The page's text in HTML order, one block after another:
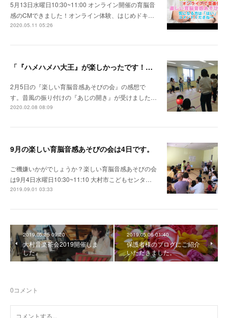
5月13日水曜日10:30~11:00 オンライン開催の育脳音
感のCMできました！オンライン体験、はじめドキ…
2020.05.11 05:26
「『ハメハメハ大王』が楽しかったです！」嬉しい感想いただきました。
2月5日の『楽しい育脳音感あそびの会』の感想で
す。昔風の振り付けの『あじの開き』が受けました…
2020.02.08 08:09
9月の楽しい育脳音感あそびの会は4日です。
ご機嫌いかがでしょうか？楽しい育脳音感あそびの会
は9月4日水曜日10:30~11:10 大村市こどもセンタ…
2019.09.01 03:33
2019.05.25 09:20
大村音楽茶会2019開催しま
した。
2019.05.06 01:40
保護者様のブログにご紹介
いただきました。
0コメント